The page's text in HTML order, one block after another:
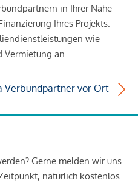
in Ihrer Nähe
Ihres Projekts.
wie
Vermietung an.
Verbundpartner vor Ort
Gerne melden wir uns
natürlich kostenlos